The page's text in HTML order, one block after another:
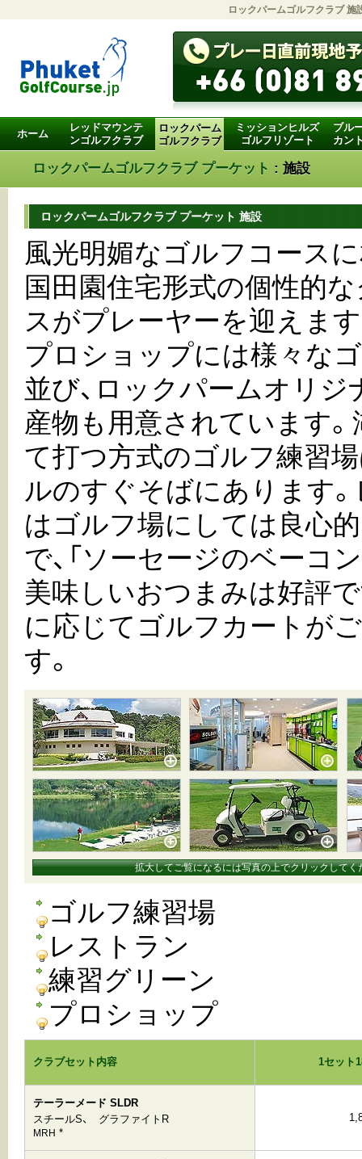
ロックパームゴルフクラブ
ホーム
レッドマウンテ
ンゴルフクラブ
ロックパーム
ゴルフクラブ
ミッションヒルズ
ゴルフリゾート
ブル
カン
ロックパームゴルフクラブ プーケット : 施設
ロックパームゴルフクラブ プーケット 施設
風光明媚なゴルフコース
国田園住宅形式の個性的
スがプレーヤーを迎えま
プロショップには様々な
並び、ロックパームオリジ
産物も用意されています
て打つ方式のゴルフ練習
ルのすぐそばにあります
はゴルフ場にしては良心
で、「ソーセージのベーコ
美味しいおつまみは好評
に応じてゴルフカートが
す。
拡大してご覧になるには写真の上でクリックしてく
ゴルフ練習場
レストラン
練習グリーン
プロショップ
クラブセット内容 1セット
テーラーメード SLDR
スチールS、 グラファイトR
MRH *